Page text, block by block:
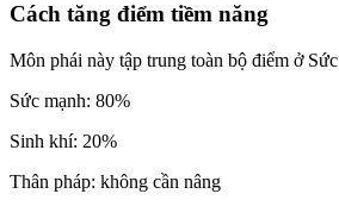
Cách tăng điểm tiềm năng
Môn phái này tập trung toàn bộ điểm ở
Sức mạnh: 80%
Sinh khí: 20%
Thân pháp: không cần nâng